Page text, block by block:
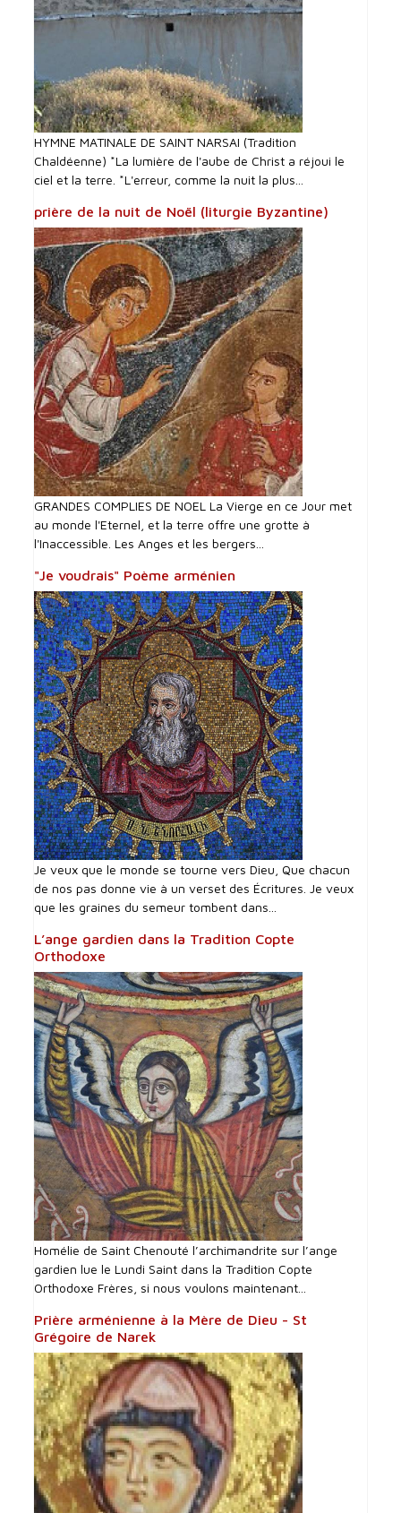
HYMNE MATINALE DE SAINT NARSAI (Tradition
Chaldéenne) *La lumière de l'aube de Christ a réjoui le
ciel et la terre. *L'erreur, comme la nuit la plus...
prière de la nuit de Noël (liturgie Byzantine)
GRANDES COMPLIES DE NOEL La Vierge en ce Jour met
au monde l'Eternel, et la terre offre une grotte à
l'Inaccessible. Les Anges et les bergers...
"Je voudrais" Poème arménien
Je veux que le monde se tourne vers Dieu, Que chacun
de nos pas donne vie à un verset des Écritures. Je veux
que les graines du semeur tombent dans...
L’ange gardien dans la Tradition Copte
Orthodoxe
Homélie de Saint Chenouté l’archimandrite sur l’ange
gardien lue le Lundi Saint dans la Tradition Copte
Orthodoxe Frères, si nous voulons maintenant...
Prière arménienne à la Mère de Dieu - St
Grégoire de Narek